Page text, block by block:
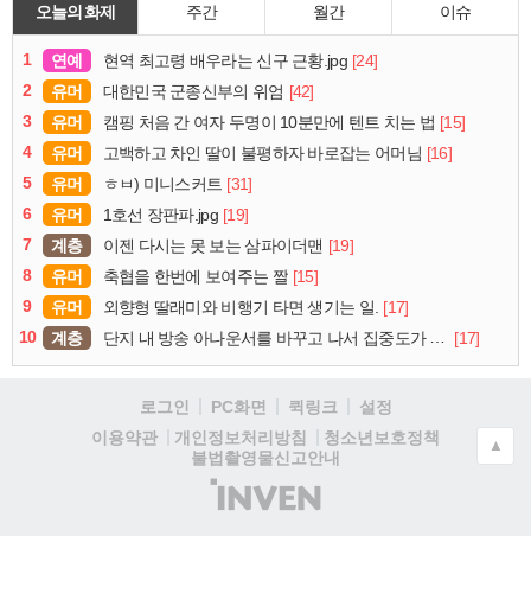
오늘의 화제 주간 월간 이슈
1 연예 현역 최고령 배우라는 신구 근황.jpg [24]
2
유머 대한민국 군종신부의 위엄 [42]
3
유머 캠핑 처음 간 여자 두명이 10분만에 텐트 치는 법 [15]
4
유머 고백하고 차인 딸이 불평하자 바로잡는 어머님 [16]
5
유머 ㅎㅂ) 미니스커트 [31]
6
유머 1호선 장판파.jpg [19]
7
계층 이젠 다시는 못 보는 삼파이더맨 [19]
8
유머 축협을 한번에 보여주는 짤 [15]
9
유머 외향형 딸래미와 비행기 타면 생기는 일. [17]
10
계층 단지 내 방송 아나운서를 바꾸고 나서 집중도가 확 올라갔다는 한 아파트의 안내방송 [17]
로그인 PC화면 퀵링크
설정
이용약관
개인정보처리방침
청소년보호정책
불법촬영물신고안내
(주)
인
▲